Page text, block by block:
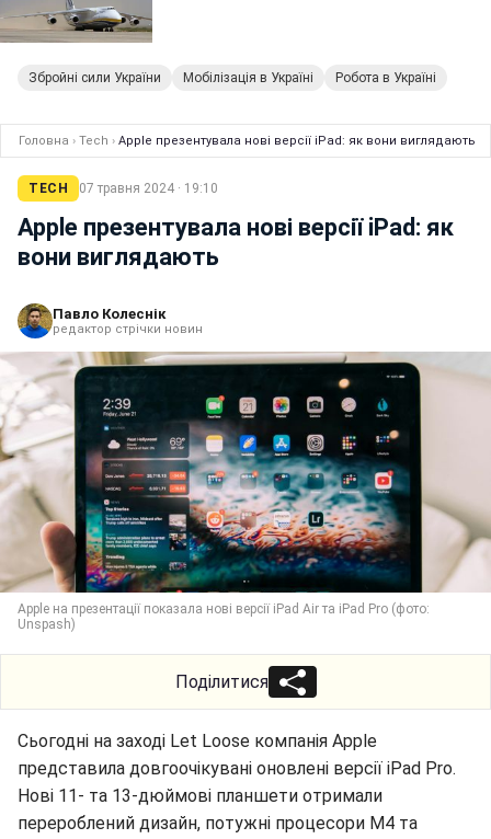
Збройні сили України Мобілізація в Україні Робота в Україні
Головна › Tech › Apple презентувала нові версії iPad: як вони виглядають
TECH 07 травня 2024 · 19:10
Apple презентувала нові версії iPad: як
вони виглядають
Павло Колеснік
редактор стрічки новин
Apple на презентації показала нові версії iPad Air та iPad Pro (фото:
Unspash)
Поділитися
Сьогодні на заході Let Loose компанія Apple
представила довгоочікувані оновлені версії iPad Pro.
Нові 11- та 13-дюймові планшети отримали
перероблений дизайн, потужні процесори M4 та